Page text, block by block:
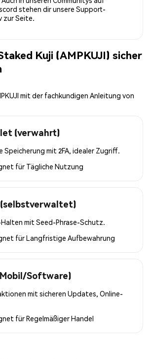
stehen dir unsere Support-
zur Seite.
Kuji (AMPKUJI) sicher
mit der fachkundigen Anleitung von
(verwahrt)
Speicherung mit 2FA, idealer Zugriff.
für Tägliche Nutzung
mit Seed-Phrase-Schutz.
fürLangfristige Aufbewahrung
Software)
mit sicheren Updates, Online-
fürRegelmäßiger Handel